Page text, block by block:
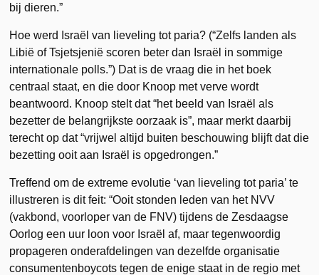
bij dieren.”
Hoe werd Israël van lieveling tot paria? (“Zelfs landen als
Libië of Tsjetsjenië scoren beter dan Israël in sommige
internationale polls.”) Dat is de vraag die in het boek
centraal staat, en die door Knoop met verve wordt
beantwoord. Knoop stelt dat “het beeld van Israël als
bezetter de belangrijkste oorzaak is”, maar merkt daarbij
terecht op dat “vrijwel altijd buiten beschouwing blijft dat die
bezetting ooit aan Israël is opgedrongen.”
Treffend om de extreme evolutie ‘van lieveling tot paria’ te
illustreren is dit feit: “Ooit stonden leden van het NVV
(vakbond, voorloper van de FNV) tijdens de Zesdaagse
Oorlog een uur loon voor Israël af, maar tegenwoordig
propageren onderafdelingen van dezelfde organisatie
consumentenboycots tegen de enige staat in de regio met